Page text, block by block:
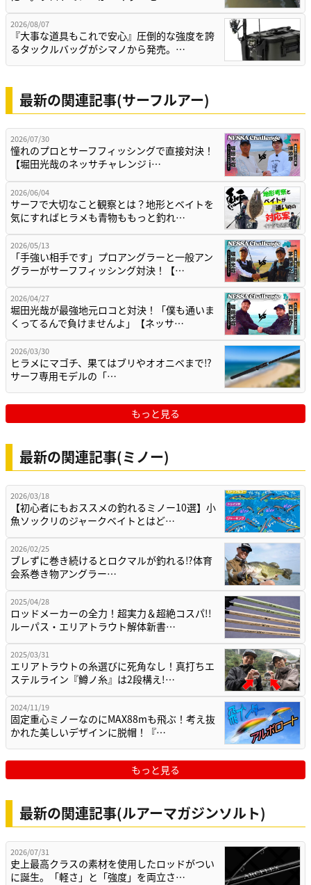
2026/08/07
『大事な道具もこれで安心』圧倒的な強度を誇
るタックルバッグがシマノから発売。…
最新の関連記事(サーフルアー)
2026/07/30
憧れのプロとサーフフィッシングで直接対決！
【堀田光哉のネッサチャレンジ i…
2026/06/04
サーフで大切なこと観察とは？地形とベイトを
気にすればヒラメも青物ももっと釣れ…
2026/05/13
「手強い相手です」プロアングラーと一般アン
グラーがサーフフィッシング対決！【…
2026/04/27
堀田光哉が最強地元ロコと対決！「僕も通いま
くってるんで負けませんよ」【ネッサ…
2026/03/30
ヒラメにマゴチ、果てはブリやオオニベまで⁉
サーフ専用モデルの「…
もっと見る
最新の関連記事(ミノー)
2026/03/18
【初心者にもおススメの釣れるミノー10選】小
魚ソックリのジャークベイトとはど…
2026/02/25
ブレずに巻き続けるとロクマルが釣れる⁉体育
会系巻き物アングラー…
2025/04/28
ロッドメーカーの全力！超実力＆超絶コスパ!!
ルーパス・エリアトラウト解体新書…
2025/03/31
エリアトラウトの糸選びに死角なし！真打ちエ
ステルライン『鱒ノ糸』は2段構え!…
2024/11/19
固定重心ミノーなのにMAX88mも飛ぶ！考え抜
かれた美しいデザインに脱帽！『…
もっと見る
最新の関連記事(ルアーマガジンソルト)
2026/07/31
史上最高クラスの素材を使用したロッドがつい
に誕生。「軽さ」と「強度」を両立さ…